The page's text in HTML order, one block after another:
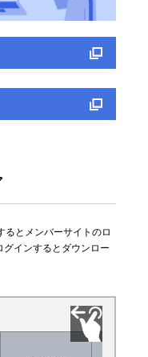
るとメンバーサイトのロ
インするとダウンロー